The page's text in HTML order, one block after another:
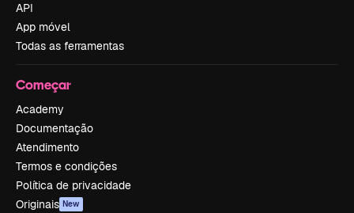
API
App móvel
Todas as ferramentas
Começar
Academy
Documentação
Atendimento
Termos e condições
Política de privacidade
Originais New